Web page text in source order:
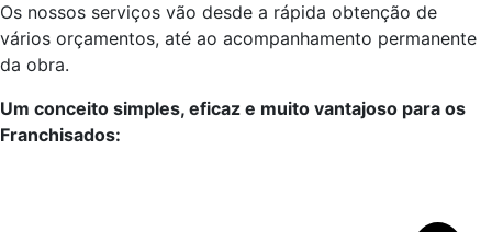
Os nossos serviços vão desde a rápida obtenção de
vários orçamentos, até ao acompanhamento permanente
da obra.
Um conceito simples, eficaz e muito vantajoso para os
Franchisados: